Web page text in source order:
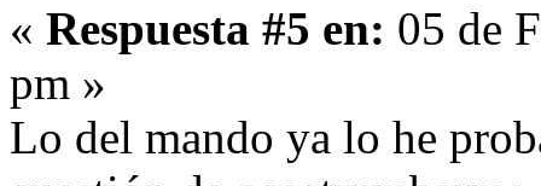
« Respuesta #5 en: 05 de
pm »
Lo del mando ya lo he